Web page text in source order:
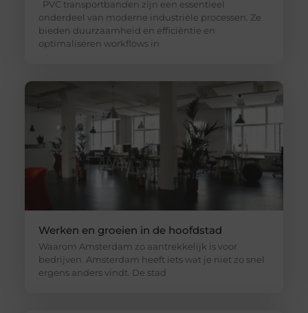
PVC transportbanden zijn een essentieel
onderdeel van moderne industriële processen. Ze
bieden duurzaamheid en efficiëntie en
optimaliseren workflows in
Werken en groeien in de hoofdstad
Waarom Amsterdam zo aantrekkelijk is voor
bedrijven Amsterdam heeft iets wat je niet zo snel
ergens anders vindt. De stad